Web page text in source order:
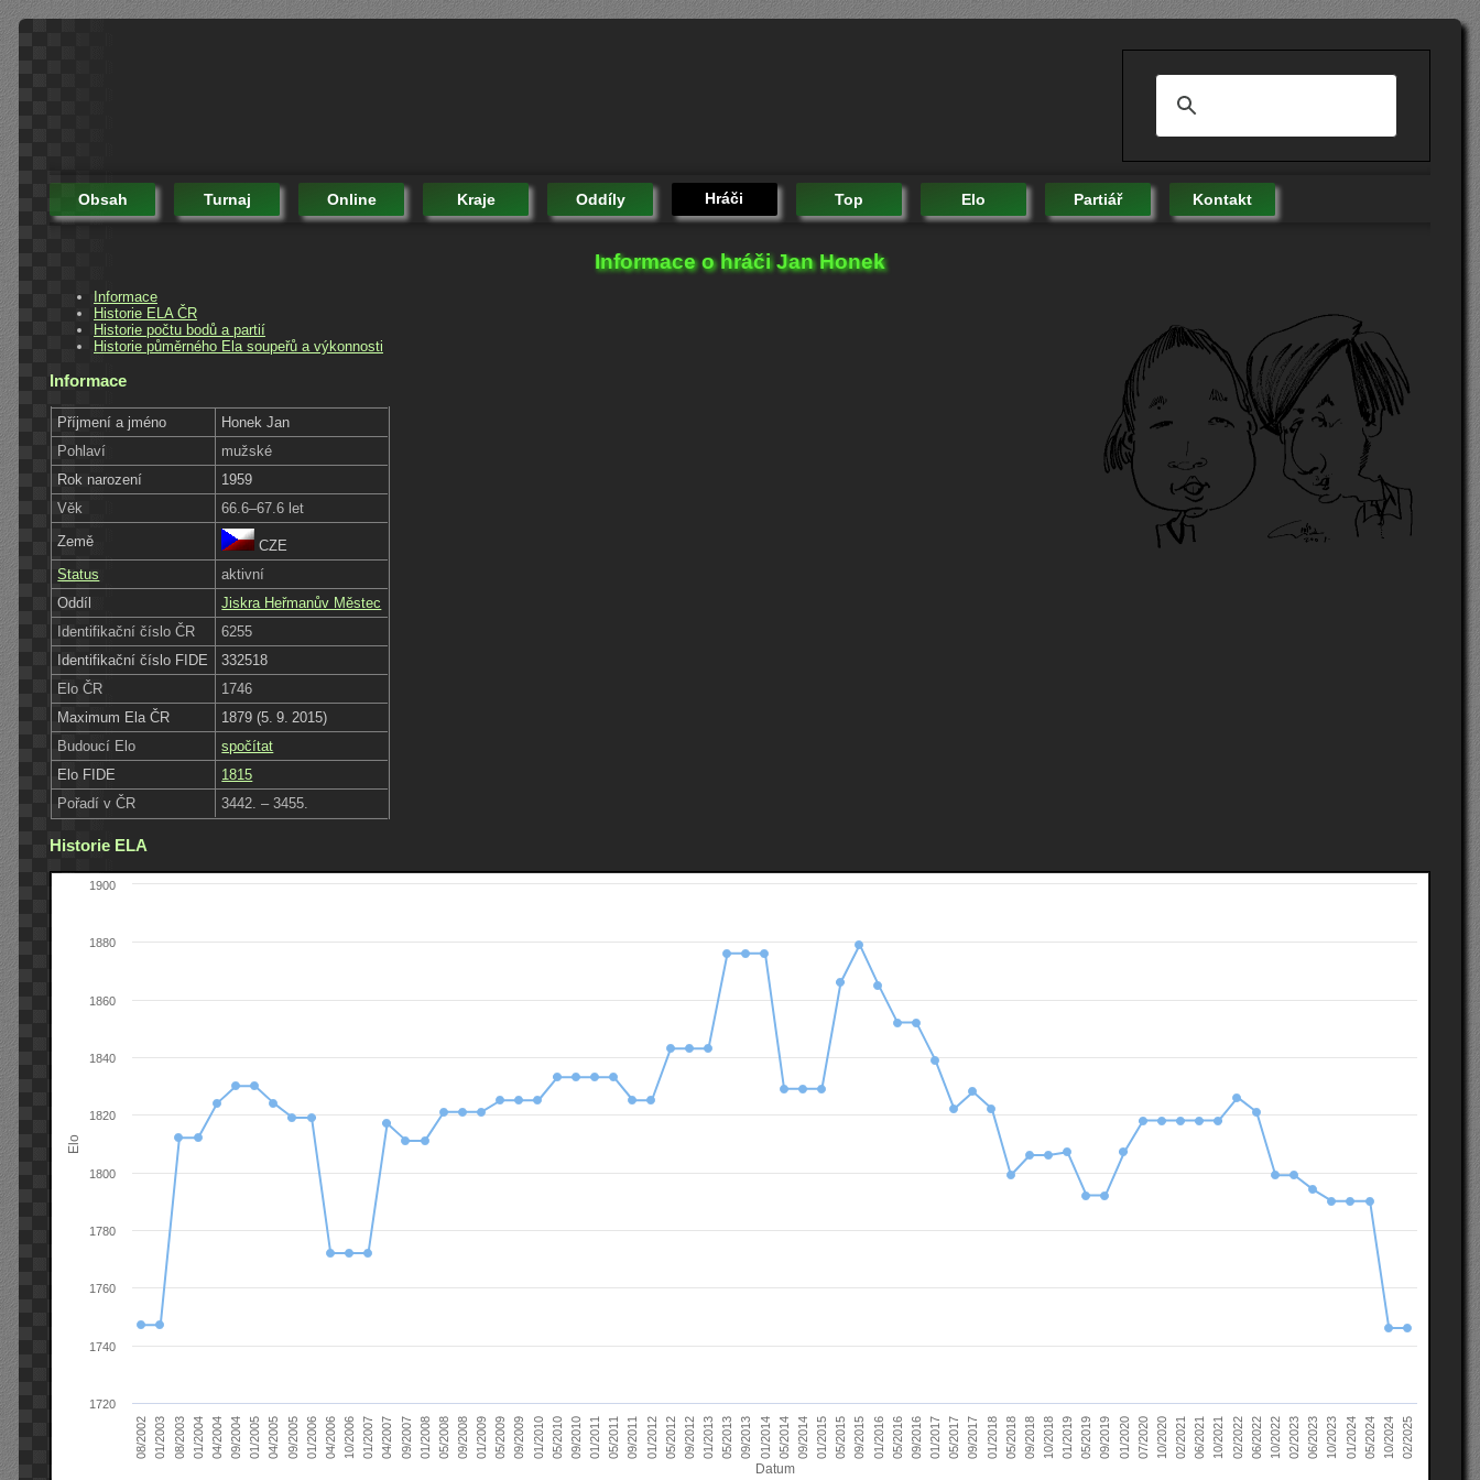
Obsah Turnaj Online Kraje Oddíly Hráči Top Elo Partiář Kontakt
Informace o hráči Jan Honek
Informace
Historie ELA ČR
Historie počtu bodů a partií
Historie půměrného Ela soupeřů a výkonnosti
Informace
Příjmení a jméno
Honek Jan
Pohlaví
mužské
Rok narození
1959
Věk
66.6–67.6 let
Země
CZE
Status
aktivní
Oddíl
Jiskra Heřmanův Městec
Identifikační číslo ČR
6255
Identifikační číslo FIDE
332518
Elo ČR
1746
Maximum Ela ČR
1879 (5. 9. 2015)
Budoucí Elo
spočítat
Elo FIDE
1815
Pořadí v ČR
3442. – 3455.
Historie ELA
Datum
Elo
08/2002 01/2003 08/2003 01/2004 04/2004 09/2004 01/2005 04/2005 09/2005 01/2006 04/2006 10/2006 01/2007 04/2007 09/2007 01/2008 05/2008 09/2008 01/2009 05/2009 09/2009 01/2010 05/2010 09/2010 01/2011 05/2011 09/2011 01/2012 05/2012 09/2012 01/2013 05/2013 09/2013 01/2014 05/2014 09/2014 01/2015 05/2015 09/2015 01/2016 05/2016 09/2016 01/2017 05/2017 09/2017 01/2018 05/2018 09/2018 10/2018 01/2019 05/2019 09/2019 01/2020 07/2020 10/2020 02/2021 06/2021 10/2021 02/2022 06/2022 10/2022 02/2023 06/2023 10/2023 01/2024 05/2024 10/2024 02/2025
1720
1740
1760
1780
1800
1820
1840
1860
1880
1900